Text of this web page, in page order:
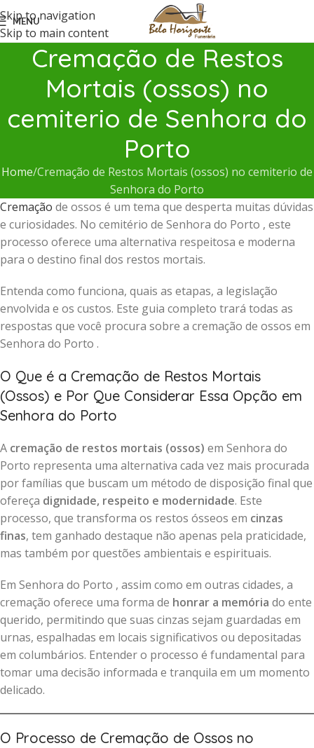
Skip to navigation
Skip to main content
MENU
Cremação de Restos
Mortais (ossos) no
cemiterio de Senhora do
Porto
Home Cremação de Restos Mortais (ossos) no cemiterio de
Senhora do Porto
Cremação de ossos é um tema que desperta muitas dúvidas
e curiosidades. No cemitério de Senhora do Porto , este
processo oferece uma alternativa respeitosa e moderna
para o destino final dos restos mortais.
Entenda como funciona, quais as etapas, a legislação
envolvida e os custos. Este guia completo trará todas as
respostas que você procura sobre a cremação de ossos em
Senhora do Porto .
O Que é a Cremação de Restos Mortais
(Ossos) e Por Que Considerar Essa Opção em
Senhora do Porto
A cremação de restos mortais (ossos) em Senhora do
Porto representa uma alternativa cada vez mais procurada
por famílias que buscam um método de disposição final que
ofereça dignidade, respeito e modernidade. Este
processo, que transforma os restos ósseos em cinzas
finas, tem ganhado destaque não apenas pela praticidade,
mas também por questões ambientais e espirituais.
Em Senhora do Porto , assim como em outras cidades, a
cremação oferece uma forma de honrar a memória do ente
querido, permitindo que suas cinzas sejam guardadas em
urnas, espalhadas em locais significativos ou depositadas
em columbários. Entender o processo é fundamental para
tomar uma decisão informada e tranquila em um momento
delicado.
O Processo de Cremação de Ossos no